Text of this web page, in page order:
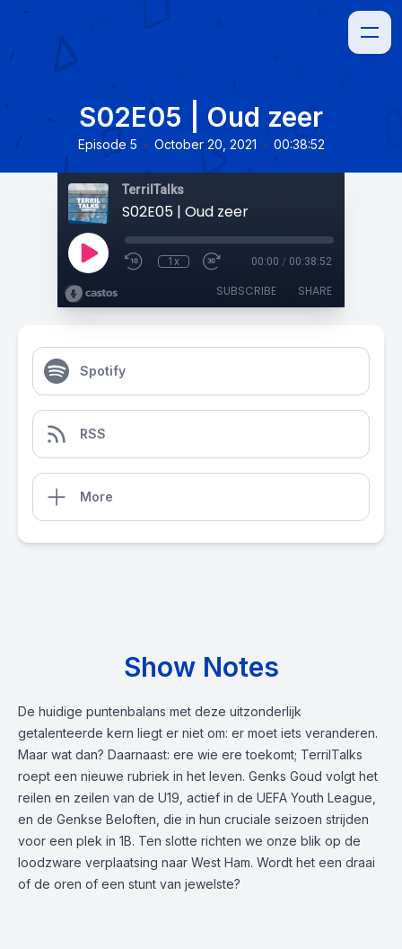
S02E05 | Oud zeer
Episode 5 • October 20, 2021 • 00:38:52
TerrilTalks
S02E05 | Oud zeer
1x 00:00 / 00:38:52
SUBSCRIBE SHARE
Spotify
RSS
More
Show Notes
De huidige puntenbalans met deze uitzonderlijk
getalenteerde kern liegt er niet om: er moet iets veranderen.
Maar wat dan? Daarnaast: ere wie ere toekomt; TerrilTalks
roept een nieuwe rubriek in het leven. Genks Goud volgt het
reilen en zeilen van de U19, actief in de UEFA Youth League,
en de Genkse Beloften, die in hun cruciale seizoen strijden
voor een plek in 1B. Ten slotte richten we onze blik op de
loodzware verplaatsing naar West Ham. Wordt het een draai
of de oren of een stunt van jewelste?